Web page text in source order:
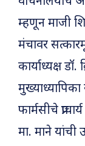
म्हणून माजी
मंचावर
कार्याध्यक्ष
फार्मसीचे
मा. माने यांची